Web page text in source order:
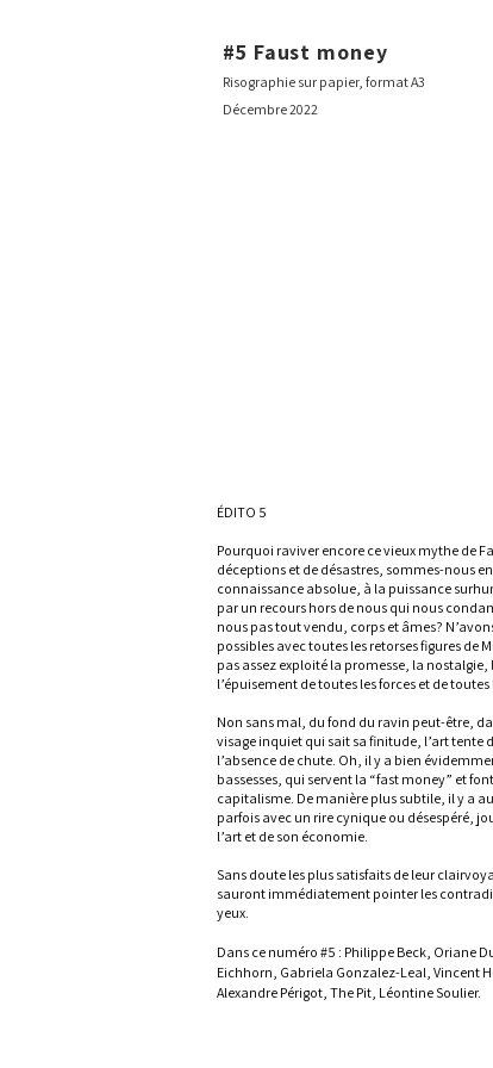
#5 Faust money
Risographie sur papier, format A3
Décembre2022
L'organisation de la chute
ÉDITO 5
Pourquoi raviver encore ce vieux mythe de
déceptions et de désastres, sommes-nous
connaissance absolue, à la puissance
par un recours hors de nous qui nous
nous pas tout vendu, corps et âmes?
possibles avec toutes les retorses figures de
pas assez exploité la promesse, la
l’épuisement de toutes les forces et de toutes
Non sans mal, du fond du ravin peut-être,
visage inquiet qui sait sa finitude, l’art tente
l’absence de chute. Oh, il y a bien
bassesses, qui servent la “fast money” et
capitalisme. De manière plus subtile, il y a
parfois avec un rire cynique ou désespéré,
l’art et de son économie.
Sans doute les plus satisfaits de leur
sauront immédiatement pointer les
yeux.
Dans ce numéro #5 : Philippe Beck, Oriane
Eichhorn, Gabriela Gonzalez-Leal, Vincent
Alexandre Périgot, The Pit, Léontine Soulier.